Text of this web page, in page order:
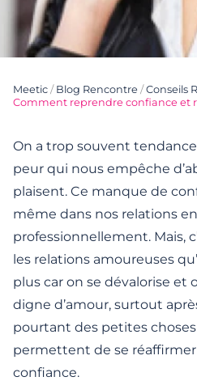
Meetic / Blog Rencontre /Conseils
Comment reprendre confiance et
On a trop souvent
peur qui nous empêche
plaisent. Ce manque de
même dans nos relations
professionnellement. Mais,
les relations amoureuses
plus car on se dévalorise et
digne d’amour, surtout
pourtant des petites
permettent de se
confiance.